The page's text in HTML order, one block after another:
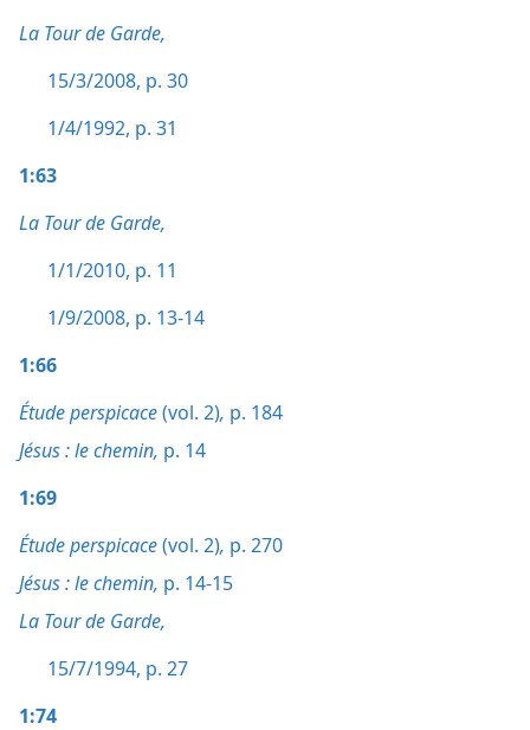
La Tour de Garde,
15/3/2008, p. 30
1/4/1992, p. 31
1:63
La Tour de Garde,
1/1/2010, p. 11
1/9/2008, p. 13-14
1:66
Étude perspicace(vol. 2), p. 184
Jésus : le chemin, p. 14
1:69
Étude perspicace(vol. 2), p. 270
Jésus : le chemin, p. 14-15
La Tour de Garde,
15/7/1994, p. 27
1:74